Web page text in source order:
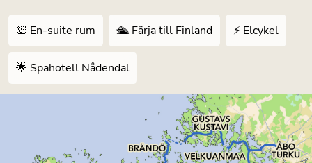
🛀 En-suite rum 🛳 Färja till Finland ⚡️ Elcykel
🌟 Spahotell Nådendal